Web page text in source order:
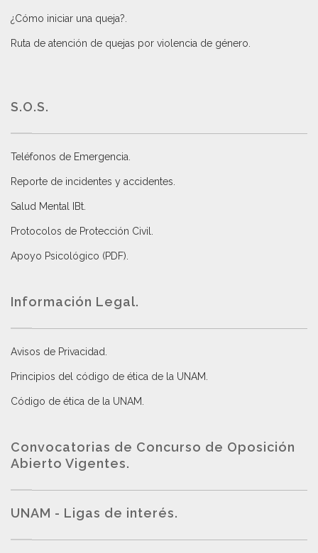
¿Cómo iniciar una queja?
Ruta de atención de quejas por violencia de género
S.O.S.
Teléfonos de Emergencia.
Reporte de incidentes y accidentes
Salud Mental IBt
Protocolos de Protección Civil
Apoyo Psicológico (PDF)
Información Legal.
Avisos de Privacidad
Principios del código de ética de la UNAM
Código de ética de la UNAM
Convocatorias de Concurso de Oposición
Abierto Vigentes.
UNAM - Ligas de interés.